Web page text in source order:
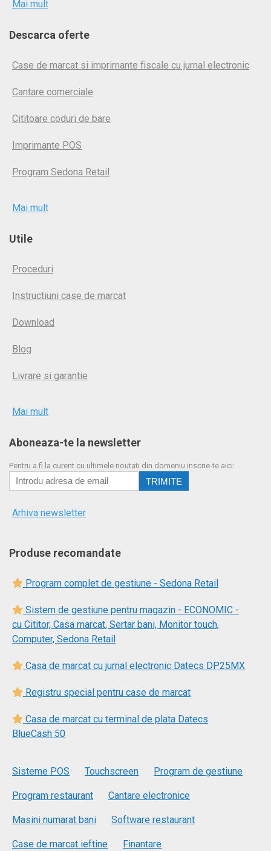
Mai mult
Descarca oferte
Case de marcat si imprimante fiscale cu jurnal electronic
Cantare comerciale
Cititoare coduri de bare
Imprimante POS
Program Sedona Retail
Mai mult
Utile
Proceduri
Instructiuni case de marcat
Download
Blog
Livrare si garantie
Mai mult
Aboneaza-te la newsletter
Pentru a fi la curent cu ultimele noutati din domeniu inscrie-te aici:
Arhiva newsletter
Produse recomandate
Program complet de gestiune - Sedona Retail
Sistem de gestiune pentru magazin - ECONOMIC -
cu Cititor, Casa marcat, Sertar bani, Monitor touch,
Computer, Sedona Retail
Casa de marcat cu jurnal electronic Datecs DP25MX
Registru special pentru case de marcat
Casa de marcat cu terminal de plata Datecs
BlueCash 50
Sisteme POS Touchscreen Program de gestiune
Program restaurant Cantare electronice
Masini numarat bani Software restaurant
Case de marcat ieftine Finantare